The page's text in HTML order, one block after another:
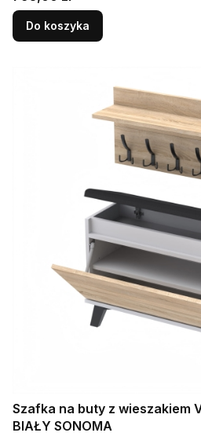
Do koszyka
Szafka na buty z wieszakiem
BIAŁY SONOMA